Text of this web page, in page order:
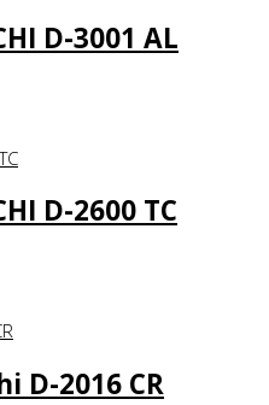
D-3001 AL
D-2600 TC
D-2016 CR